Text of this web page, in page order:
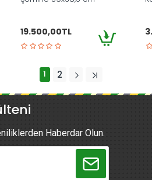
19.500,00TL
1 2
Haberdar Olun.